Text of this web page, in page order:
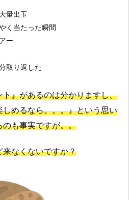
量出玉
く当たった瞬間
ー
取り返した
』があるのは分かりますし、
めるなら。。。』という思い
も事実ですが。。
なくないですか？